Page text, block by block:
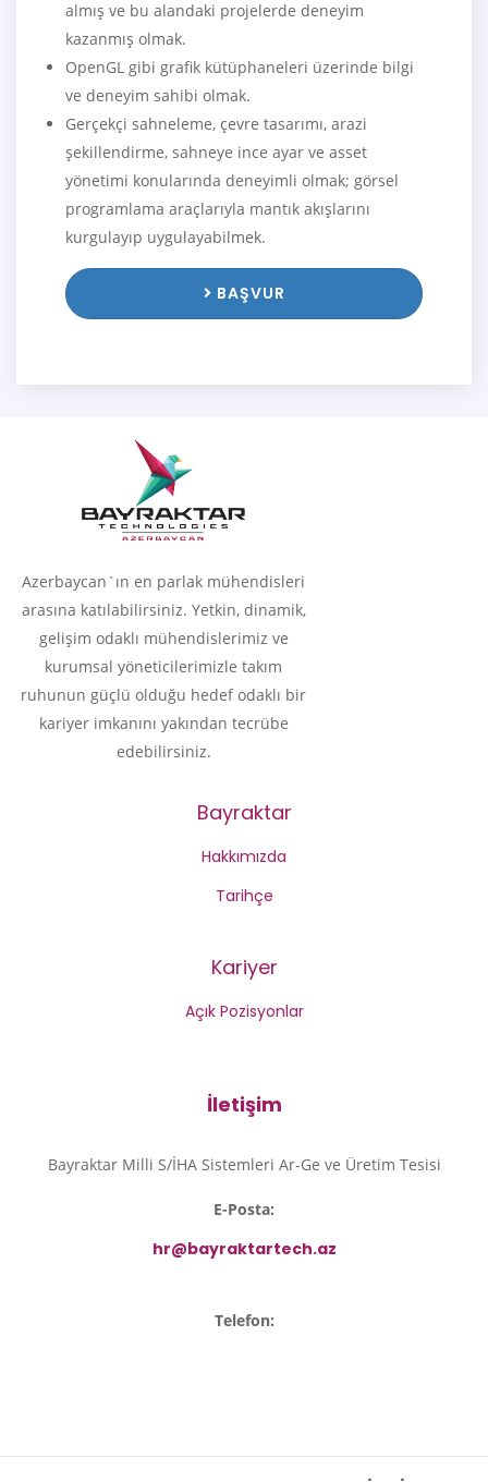
almış ve bu alandaki projelerde deneyim
kazanmış olmak.
OpenGL gibi grafik kütüphaneleri üzerinde bilgi
ve deneyim sahibi olmak.
Gerçekçi sahneleme, çevre tasarımı, arazi
şekillendirme, sahneye ince ayar ve asset
yönetimi konularında deneyimli olmak; görsel
programlama araçlarıyla mantık akışlarını
kurgulayıp uygulayabilmek.
BAŞVUR
Azerbaycan`ın en parlak mühendisleri
arasına katılabilirsiniz. Yetkin, dinamik,
gelişim odaklı mühendislerimiz ve
kurumsal yöneticilerimizle takım
ruhunun güçlü olduğu hedef odaklı bir
kariyer imkanını yakından tecrübe
edebilirsiniz.
Bayraktar
Hakkımızda
Tarihçe
Kariyer
Açık Pozisyonlar
İletişim
Bayraktar Milli S/İHA Sistemleri Ar-Ge ve Üretim Tesisi
E-Posta:
hr@bayraktartech.az
Telefon: